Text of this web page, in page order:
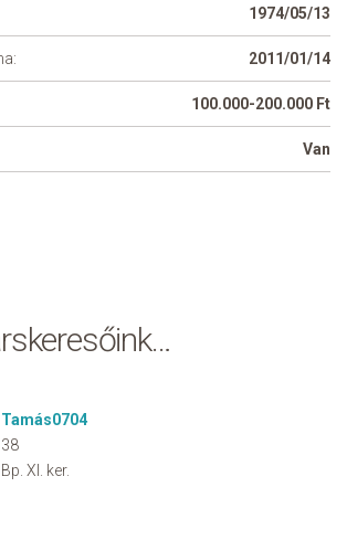
1974/05/13
2011/01/14
100.000-200.000 Ft
Van
Tamás0704
38
Bp. XI. ker.